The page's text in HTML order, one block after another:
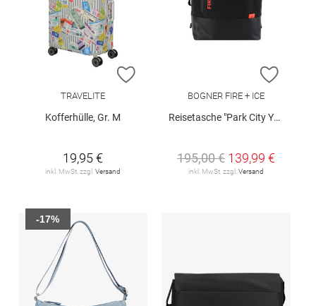
ZUR WUNSCHLISTE HINZUFÜGEN
TRAVELITE
Kofferhülle, Gr. M
19,95 €
inkl. MwSt. zzgl. Versand
ZUR
BOGNER FIRE + ICE
Reisetasche "Park City Yuki"
195,00 € 139,99 €
inkl. MwSt. zzgl. Versand
-17%